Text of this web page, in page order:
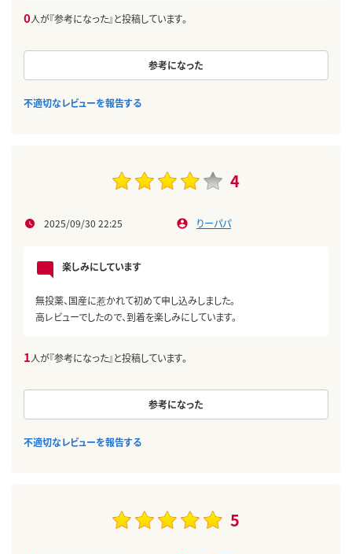
0人が『参考になった』と投稿しています。
参考になった
不適切なレビューを報告する
4
2025/09/30 22:25 りーパパ
楽しみにしています
無投薬、国産に惹かれて初めて申し込みしました。
高レビューでしたので、到着を楽しみにしています。
1人が『参考になった』と投稿しています。
参考になった
不適切なレビューを報告する
5